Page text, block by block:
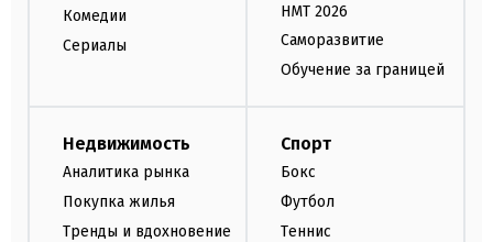
Комедии
Сериалы
НМТ 2026
Саморазвитие
Обучение за границей
Недвижимость
Аналитика рынка
Покупка жилья
Тренды и вдохновение
Спорт
Бокс
Футбол
Теннис